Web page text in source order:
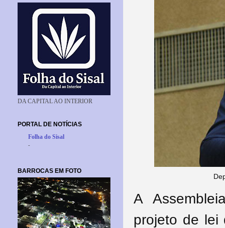
A
projeto de lei
DA CAPITAL AO INTERIOR
PORTAL DE NOTÍCIAS
Folha do Sisal
-
BARROCAS EM FOTO